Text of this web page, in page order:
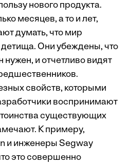
нового продукта.
месяцев, а то и лет,
думать, что мир
детища. Они убеждены, что
нужен, и отчетливо видят
свойств, которыми
воспринимают
существующих
К примеру,
и инженеры Segway
это совершенно